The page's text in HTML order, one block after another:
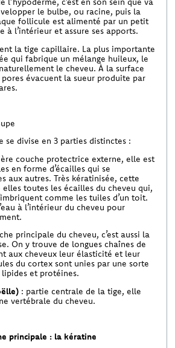
le bulbe, ou racine, puis la
follicule est alimenté par un petit
à l’intérieur et assure ses apports.
la tige capillaire. La plus importante
qui fabrique un mélange huileux, le
le cheveu. À la surface
évacuent la sueur produite par
se divise en 3 parties distinctes :
couche protectrice externe, elle est
en forme d’écailles qui se
aux autres. Très kératinisée, cette
toutes les écailles du cheveu qui,
comme les tuiles d’un toit.
à l’intérieur du cheveu pour
principale du cheveu, c’est aussi la
On y trouve de longues chaînes de
aux cheveux leur élasticité et leur
du cortex sont unies par une sorte
et protéines.
: partie centrale de la tige, elle
vertébrale du cheveu.
principale : la kératine